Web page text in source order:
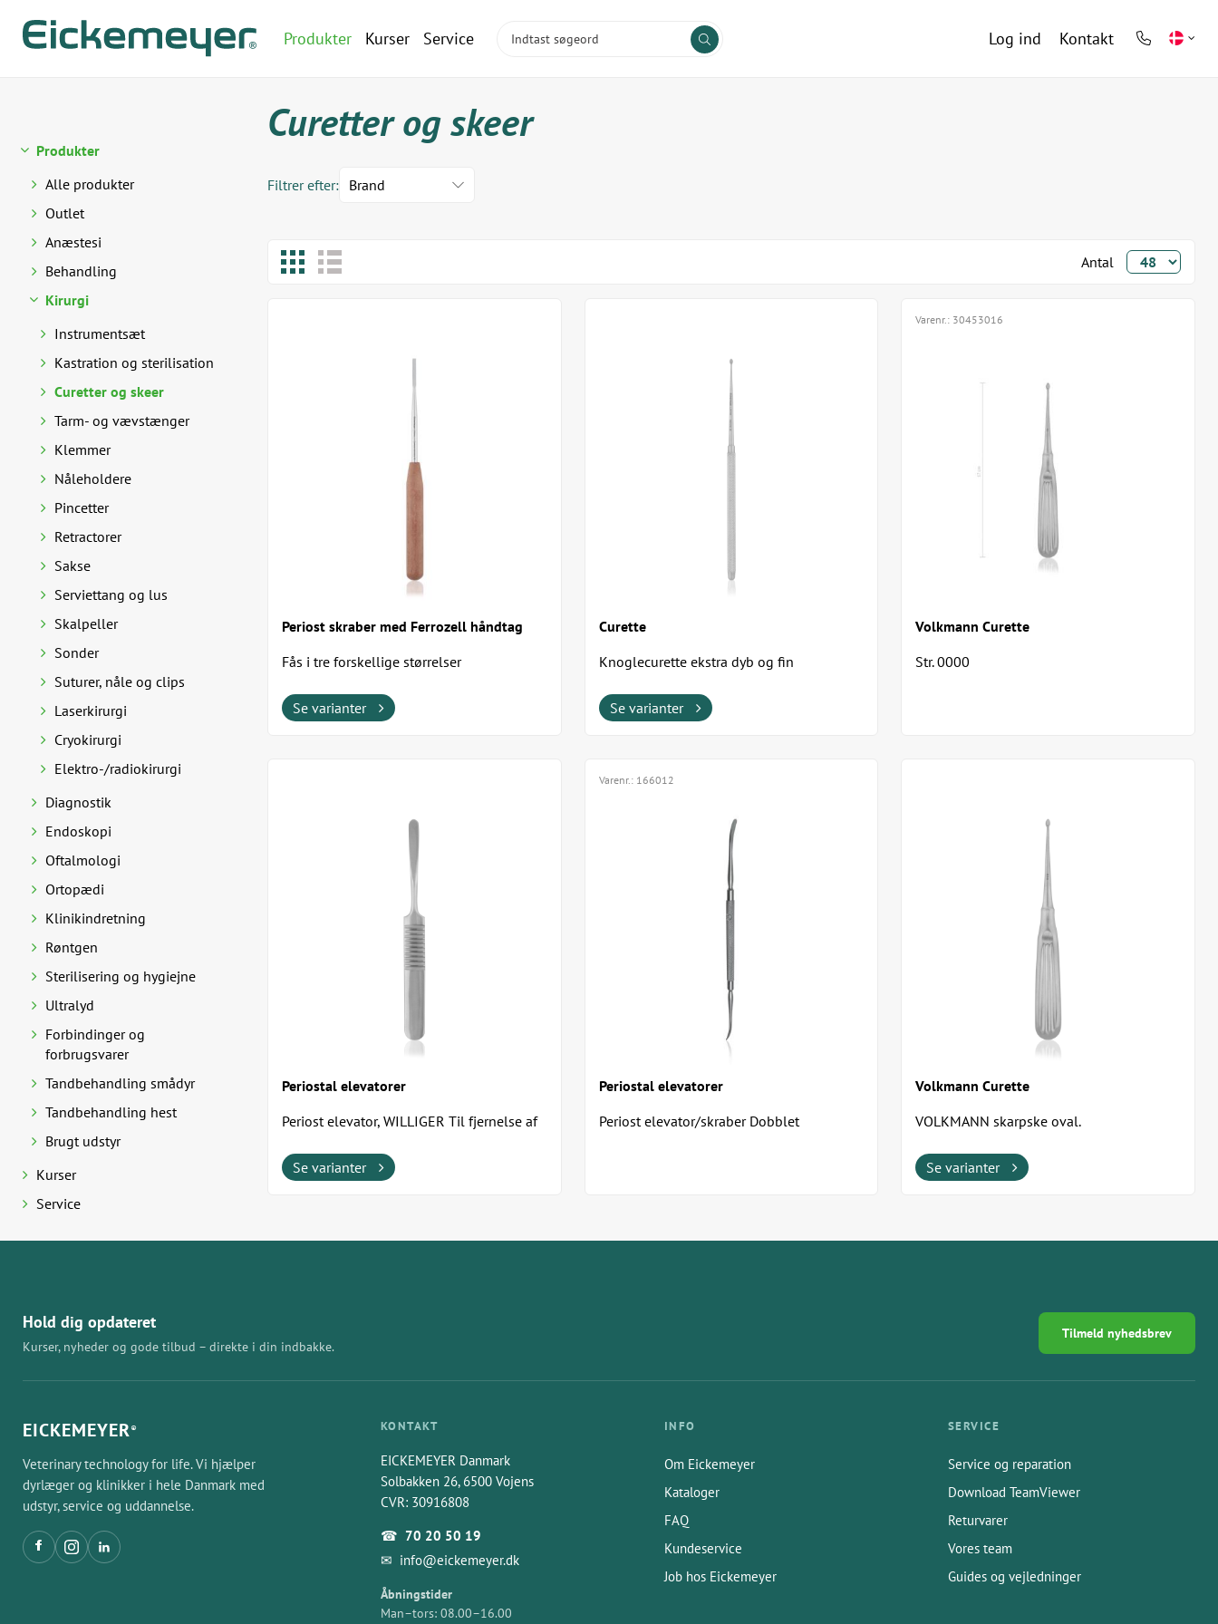
Produkter Kurser Service Log ind Kontakt
phone
Produkter
Alle produkter
Outlet
Anæstesi
Behandling
Kirurgi
Instrumentsæt
Kastration og sterilisation
Curetter og skeer
Tarm- og vævstænger
Klemmer
Nåleholdere
Pincetter
Retractorer
Sakse
Serviettang og lus
Skalpeller
Sonder
Suturer, nåle og clips
Laserkirurgi
Cryokirurgi
Elektro-/radiokirurgi
Diagnostik
Endoskopi
Oftalmologi
Ortopædi
Klinikindretning
Røntgen
Sterilisering og hygiejne
Ultralyd
Forbindinger og
forbrugsvarer
Tandbehandling smådyr
Tandbehandling hest
Brugt udstyr
Kurser
Service
Curetter og skeer
Filtrer efter: Brand
Antal
Periost skraber med Ferrozell håndtag
Fås i tre forskellige størrelser
Se varianter
Curette
Knoglecurette ekstra dyb og fin
Se varianter
Volkmann Curette
Str. 0000
Varenr.: 30453016
Periostal elevatorer
Periost elevator, WILLIGER Til fjernelse af
Se varianter
Periostal elevatorer
Periost elevator/skraber Dobblet
Varenr.: 166012
Volkmann Curette
VOLKMANN skarpske oval.
Se varianter
Hold dig opdateret
Kurser, nyheder og gode tilbud – direkte i din indbakke.
Tilmeld nyhedsbrev
EICKEMEYER®
Veterinary technology for life. Vi hjælper
dyrlæger og klinikker i hele Danmark med
udstyr, service og uddannelse.
KONTAKT
EICKEMEYER Danmark
Solbakken 26, 6500 Vojens
CVR: 30916808
☎ 70 20 50 19
✉ info@eickemeyer.dk
Åbningstider
Man–tors: 08.00–16.00
INFO
Om Eickemeyer
Kataloger
FAQ
Kundeservice
Job hos Eickemeyer
SERVICE
Service og reparation
Download TeamViewer
Returvarer
Vores team
Guides og vejledninger